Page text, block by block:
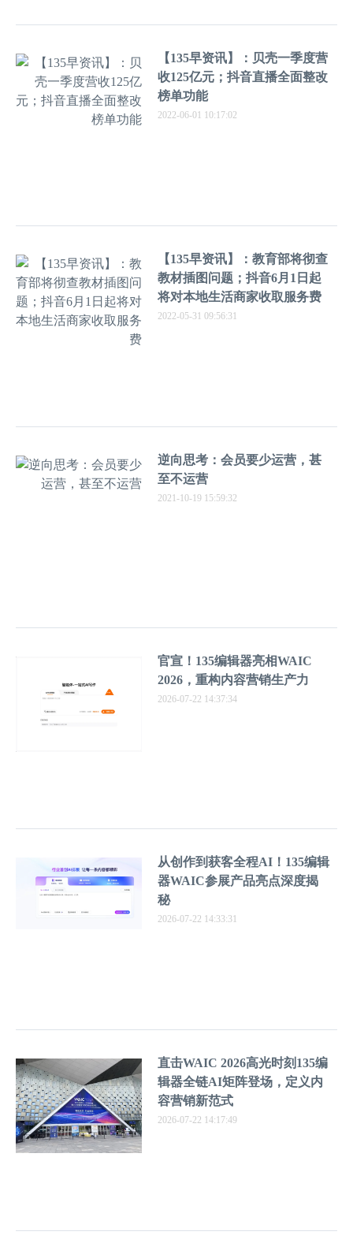
【135早资讯】：贝壳一季度营
收125亿元；抖音直播全面整改
榜单功能
2022-06-01 10:17:02
【135早资讯】：教育部将彻查
教材插图问题；抖音6月1日起
将对本地生活商家收取服务费
2022-05-31 09:56:31
逆向思考：会员要少运营，甚
至不运营
2021-10-19 15:59:32
官宣！135编辑器亮相WAIC
2026，重构内容营销生产力
2026-07-22 14:37:34
从创作到获客全程AI！135编辑
器WAIC参展产品亮点深度揭
秘
2026-07-22 14:33:31
直击WAIC 2026高光时刻135编
辑器全链AI矩阵登场，定义内
容营销新范式
2026-07-22 14:17:49